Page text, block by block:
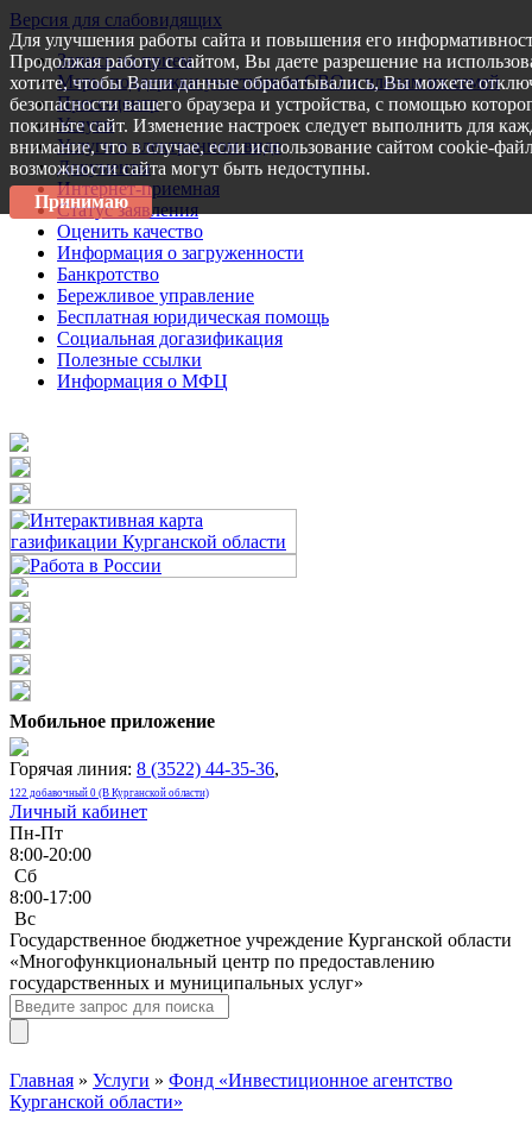
Версия для слабовидящих
Запись на прием
Меры поддержки участникам СВО и членам их семей
Пресс-центр
Услуги
Услуги в электронном виде
Документы
Интернет-приемная
Статус заявления
Оценить качество
Информация о загруженности
Банкротство
Бережливое управление
Бесплатная юридическая помощь
Социальная догазификация
Полезные ссылки
Информация о МФЦ
Мобильное приложение
Горячая линия: 8 (3522) 44-35-36,
122 добавочный 0 (В Курганской области)
Личный кабинет
Пн-Пт
8:00-20:00
Сб
8:00-17:00
Bc
Государственное бюджетное учреждение Курганской области
«Многофункциональный центр по предоставлению
государственных и муниципальных услуг»
Главная » Услуги » Фонд «Инвестиционное агентство
Курганской области»
Для улучшения работы сайта и повышения его
Продолжая работу с сайтом, Вы даете разрешение на
хотите, чтобы Ваши данные обрабатывались, Вы можете
безопасности вашего браузера и устройства, с помощью
покиньте сайт. Изменение настроек следует выполнить для
внимание, что в случае, если использование сайтом cookie-
возможности сайта могут быть недоступны.
Принимаю